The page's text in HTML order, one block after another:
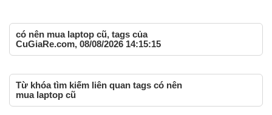
có nên mua laptop cũ, tags của
CuGiaRe.com, 08/08/2026 14:15:15
Từ khóa tìm kiếm liên quan tags có nên
mua laptop cũ